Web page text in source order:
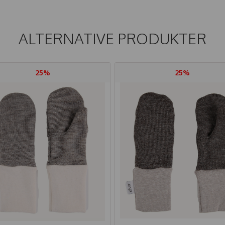
ALTERNATIVE PRODUKTER
25% 25%